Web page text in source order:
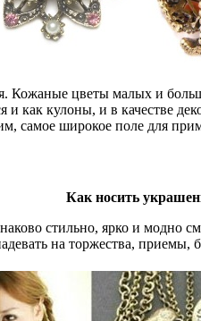
Кожаные цветы малых и
как кулоны, и в качестве
самое широкое поле для
Как носить
стильно, ярко и модно
на торжества, приемы,